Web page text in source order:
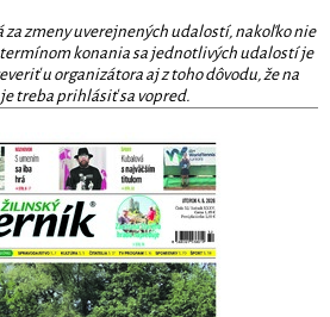
za zmeny uverejnených udalostí, nakoľko nie
konania sa jednotlivých udalostí je
u organizátora aj z toho dôvodu, že na
treba prihlásiť sa vopred.